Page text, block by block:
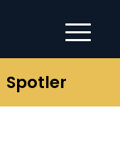
Spotler